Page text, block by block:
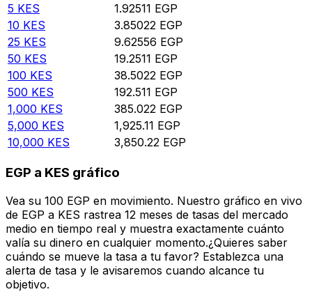
5 KES 1.92511 EGP
10 KES 3.85022 EGP
25 KES 9.62556 EGP
50 KES 19.2511 EGP
100 KES 38.5022 EGP
500 KES 192.511 EGP
1,000 KES 385.022 EGP
5,000 KES 1,925.11 EGP
10,000 KES 3,850.22 EGP
EGP a KES gráfico
Vea su 100 EGP en movimiento. Nuestro gráfico en vivo
de EGP a KES rastrea 12 meses de tasas del mercado
medio en tiempo real y muestra exactamente cuánto
valía su dinero en cualquier momento.¿Quieres saber
cuándo se mueve la tasa a tu favor? Establezca una
alerta de tasa y le avisaremos cuando alcance tu
objetivo.